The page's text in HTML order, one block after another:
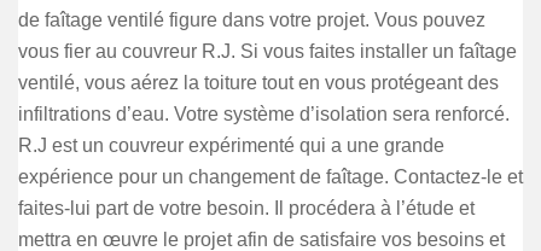
de faîtage ventilé figure dans votre projet. Vous pouvez
vous fier au couvreur R.J. Si vous faites installer un faîtage
ventilé, vous aérez la toiture tout en vous protégeant des
infiltrations d’eau. Votre système d’isolation sera renforcé.
R.J est un couvreur expérimenté qui a une grande
expérience pour un changement de faîtage. Contactez-le et
faites-lui part de votre besoin. Il procédera à l’étude et
mettra en œuvre le projet afin de satisfaire vos besoins et